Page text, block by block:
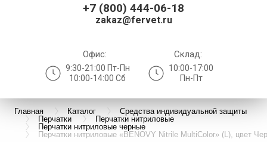
+7 (800) 444-06-18
zakaz@fervet.ru
Офис:
9:30-21:00 Пт-Пн
10:00-14:00 Сб
Склад:
10:00-17:00
Пн-Пт
Главная Каталог
Средства индивидуальной защиты
Перчатки
Перчатки нитриловые
Перчатки нитриловые черные
Перчатки нитриловые «BENOVY Nitrile MultiColor» (L), цвет